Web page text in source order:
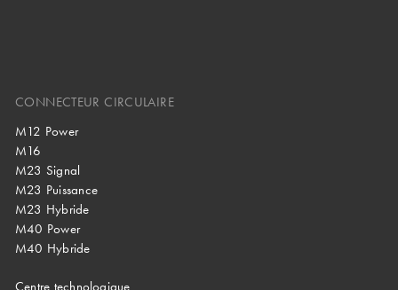
CONNECTEUR CIRCULAIRE
M12 Power
M16
M23 Signal
M23 Puissance
M23 Hybride
M40 Power
M40 Hybride